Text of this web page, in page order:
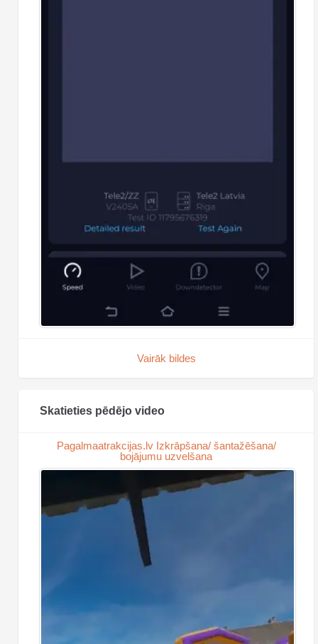
Vairāk bildes
Skatieties pēdējo video
Pagalmaatrakcijas.lv Izkrāpšana/ šantažēšana/
bojājumu uzvelšana